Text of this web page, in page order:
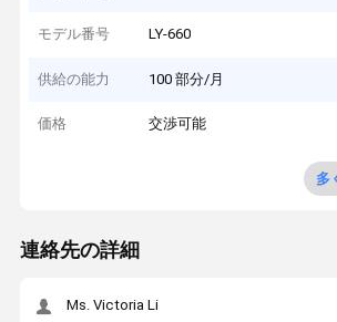
モデル番号 LY-660
供給の能力 100 部分/月
価格 交渉可能
多
連絡先の詳細
Ms. Victoria Li